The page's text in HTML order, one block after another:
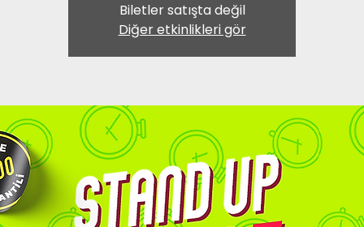
Biletler satışta değil
Diğer etkinlikleri gör